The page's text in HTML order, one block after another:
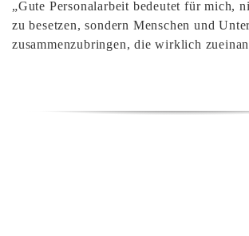
„Gute Personalarbeit bedeutet für mich,
zu besetzen, sondern Menschen und
zusammenzubringen, die wirklich